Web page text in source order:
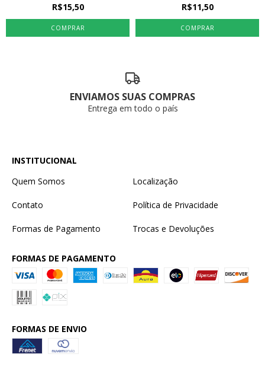
R$15,50 R$11,50
ENVIAMOS SUAS COMPRAS
Entrega em todo o país
INSTITUCIONAL
Quem Somos
Localização
Contato Política de Privacidade
Formas de Pagamento Trocas e Devoluções
FORMAS DE PAGAMENTO
FORMAS DE ENVIO